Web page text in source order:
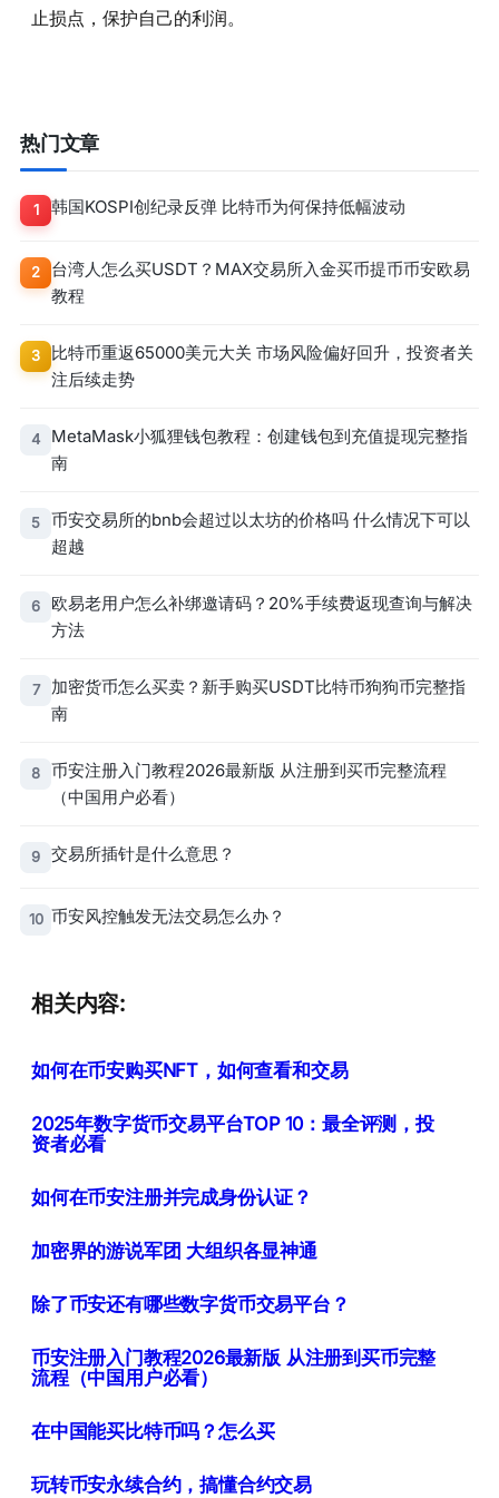
止损点，保护自己的利润。
热门文章
1 韩国KOSPI创纪录反弹 比特币为何保持低幅波动
2
台湾人怎么买USDT？MAX交易所入金买币提币币安欧易
教程
3
比特币重返65000美元大关 市场风险偏好回升，投资者关
注后续走势
4
MetaMask小狐狸钱包教程：创建钱包到充值提现完整指
南
5
币安交易所的bnb会超过以太坊的价格吗 什么情况下可以
超越
6
欧易老用户怎么补绑邀请码？20%手续费返现查询与解决
方法
7
加密货币怎么买卖？新手购买USDT比特币狗狗币完整指
南
8
币安注册入门教程2026最新版 从注册到买币完整流程
（中国用户必看）
9 交易所插针是什么意思？
10 币安风控触发无法交易怎么办？
相关内容:
如何在币安购买NFT，如何查看和交易
2025年数字货币交易平台TOP 10：最全评测，投
资者必看
如何在币安注册并完成身份认证？
加密界的游说军团 大组织各显神通
除了币安还有哪些数字货币交易平台？
币安注册入门教程2026最新版 从注册到买币完整
流程（中国用户必看）
在中国能买比特币吗？怎么买
玩转币安永续合约，搞懂合约交易